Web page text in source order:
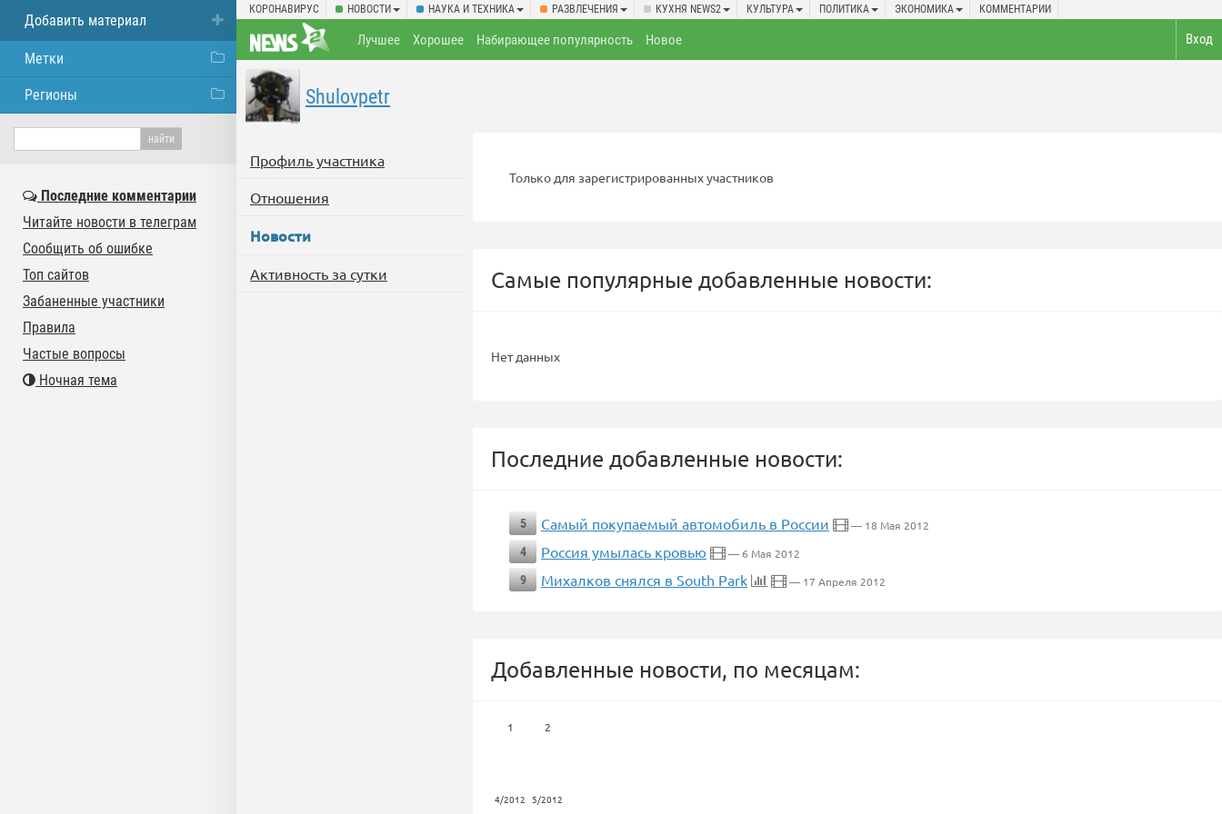
КОРОНАВИРУС НОВОСТИ НАУКА И ТЕХНИКА РАЗВЛЕЧЕНИЯ КУХНЯ NEWS2 КУЛЬТУРА ПОЛИТИКА ЭКОНОМИКА КОММЕНТАРИИ
Вход
Лучшее Хорошее Набирающее популярность Новое
Shulovpetr
Профиль участника
Отношения
Новости
Активность за сутки
Только для зарегистрированных участников
Самые популярные добавленные новости:
Нет данных
Последние добавленные новости:
5 Самый покупаемый автомобиль в России
— 18 Мая 2012
4
Россия умылась кровью
— 6 Мая 2012
9
Михалков снялся в South Park — 17 Апреля 2012
Добавленные новости, по месяцам:
1
4/2012
2
5/2012
Добавить материал
Метки
Регионы
Последние комментарии
Читайте новости в телеграм
Сообщить об ошибке
Топ сайтов
Забаненные участники
Правила
Частые вопросы
Ночная тема